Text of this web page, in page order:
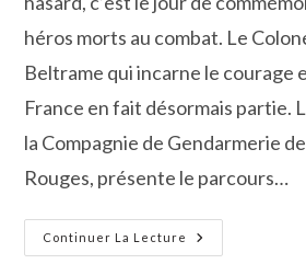
héros morts au combat. Le
Beltrame qui incarne le courage
France en fait désormais partie.
la Compagnie de Gendarmerie
Rouges, présente le parcours…
Continuer La Lecture
Le
11